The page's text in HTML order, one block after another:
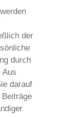
werden
der
durch
Aus
darauf